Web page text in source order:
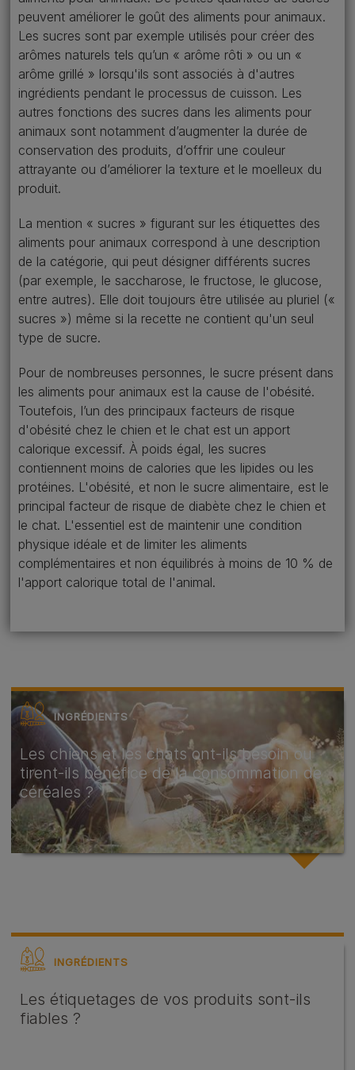
peuvent améliorer le goût des aliments pour animaux.
Les sucres sont par exemple utilisés pour créer des
arômes naturels tels qu’un « arôme rôti » ou un «
arôme grillé » lorsqu'ils sont associés à d'autres
ingrédients pendant le processus de cuisson. Les
autres fonctions des sucres dans les aliments pour
animaux sont notamment d’augmenter la durée de
conservation des produits, d’offrir une couleur
attrayante ou d’améliorer la texture et le moelleux du
produit.
La mention « sucres » figurant sur les étiquettes des
aliments pour animaux correspond à une description
de la catégorie, qui peut désigner différents sucres
(par exemple, le saccharose, le fructose, le glucose,
entre autres). Elle doit toujours être utilisée au pluriel («
sucres ») même si la recette ne contient qu'un seul
type de sucre.
Pour de nombreuses personnes, le sucre présent dans
les aliments pour animaux est la cause de l'obésité.
Toutefois, l’un des principaux facteurs de risque
d'obésité chez le chien et le chat est un apport
calorique excessif. À poids égal, les sucres
contiennent moins de calories que les lipides ou les
protéines. L'obésité, et non le sucre alimentaire, est le
principal facteur de risque de diabète chez le chien et
le chat. L'essentiel est de maintenir une condition
physique idéale et de limiter les aliments
complémentaires et non équilibrés à moins de 10 % de
l'apport calorique total de l'animal.
INGRÉDIENTS
Les chiens et les chats ont-ils besoin ou
tirent-ils bénéfice de la consommation de
céréales ?
INGRÉDIENTS
Les étiquetages de vos produits sont-ils
fiables ?